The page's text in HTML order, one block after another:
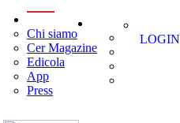
Chi siamo
Cer Magazine
Edicola
App
Press
LOGIN